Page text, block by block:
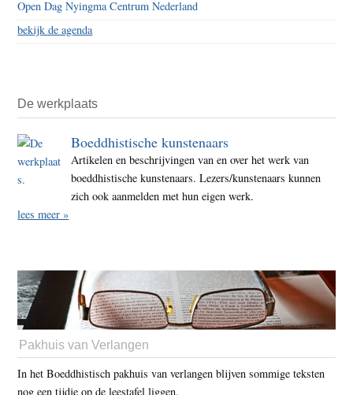
Open Dag Nyingma Centrum Nederland
bekijk de agenda
De werkplaats
Boeddhistische kunstenaars
Artikelen en beschrijvingen van en over het werk van
boeddhistische kunstenaars. Lezers/kunstenaars kunnen
zich ook aanmelden met hun eigen werk.
lees meer »
Pakhuis van Verlangen
In het Boeddhistisch pakhuis van verlangen blijven sommige teksten
nog een tijdje op de leestafel liggen.